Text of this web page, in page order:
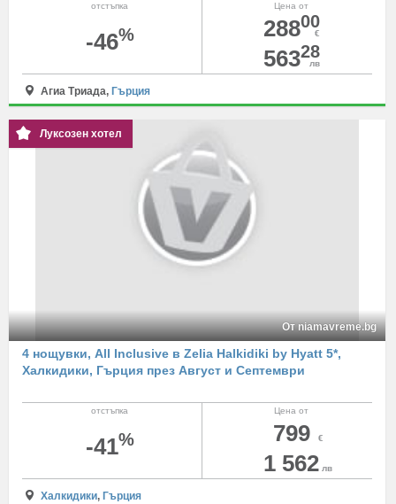
Цена от
28800
€
56328
лв
отстъпка
-46%
Агиа Триада, Гърция
Луксозен хотел
От niamavreme.bg
4 нощувки, All Inclusive в Zelia Halkidiki by Hyatt 5*,
Халкидики, Гърция през Август и Септември
Цена от
799 €
1 562 лв
отстъпка
-41%
Халкидики, Гърция